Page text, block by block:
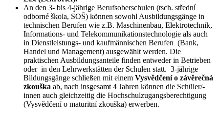
An den 3- bis 4-jährige Berufsoberschulen (tsch. střední
odborné škola, SOŠ) können sowohl Ausbildungsgänge in
technischen Berufen wie z.B. Maschinenbau, Elektrotechnik,
Informations- und Telekommunikationstechnologie als auch
in Dienstleistungs- und kaufmännischen Berufen (Bank,
Handel und Management) ausgewählt werden. Die
praktischen Ausbildungsanteile finden entweder in Betrieben
oder in den Lehrwerkstätten der Schulen statt. 3-jährige
Bildungsgänge schließen mit einem Vysvědčení o závěrečná
zkouška ab, nach insgesamt 4 Jahren können die Schüler/-
innen auch gleichzeitig die Hochschulzugangsberechtigung
(Vysvědčení o maturitní zkouška) erwerben.